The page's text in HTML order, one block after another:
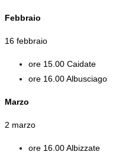
Febbraio
16 febbraio
ore 15.00 Caidate
ore 16.00 Albusciago
Marzo
2 marzo
ore 16.00 Albizzate